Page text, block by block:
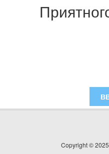
Copyright ©